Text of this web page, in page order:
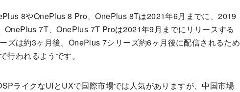
8やOnePlus 8 Pro、OnePlus 8Tは2021年6月までに、2019
7T、OnePlus 7T Proは2021年9月までにリリースする
ズは約3ヶ月後、OnePlus 7シリーズ約6ヶ月後に配信されるため
行われるようです。
ライクなUIとUXで国際市場では人気がありますが、中国市場